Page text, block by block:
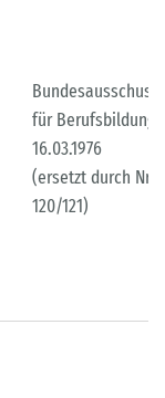
Bundesausschuss
für Berufsbildung
16.03.1976
(ersetzt durch Nr.
120/121)